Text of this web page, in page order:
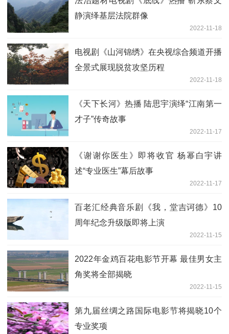
静演绎基层法院群像
2022-11-18
电视剧《山河锦绣》在央视综合频道开播
全景式展现脱贫攻坚历程
2022-11-18
《天下长河》热播 陆思宇演绎“江南第一
才子”传奇故事
2022-11-17
《谢谢你医生》即将收官 杨幂白宇讲
述“专业医生”幕后故事
2022-11-17
百老汇经典音乐剧《我，堂吉诃德》10
周年纪念升级版即将上演
2022-11-15
2022年金鸡百花电影节开幕 最佳男女主
角奖将全部揭晓
2022-11-15
第九届丝绸之路国际电影节将揭晓10个
专业奖项